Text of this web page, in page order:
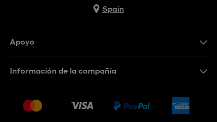
Spain
Apoyo
Devoluciones
Información de la compañía
Empleo